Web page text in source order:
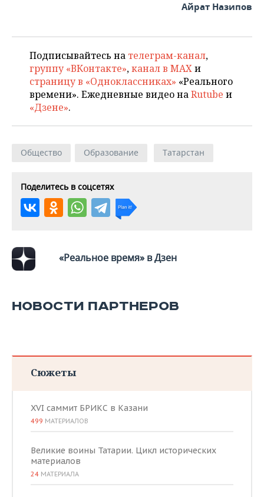
Айрат Назипов
Подписывайтесь на телеграм-канал,
группу «ВКонтакте»,канал в MAXи
страницу в «Одноклассниках» «Реального
времени». Ежедневные видео наRutube и
«Дзене».
Общество Образование Татарстан
Поделитесь в соцсетях
«Реальное время» в Дзен
НОВОСТИ ПАРТНЕРОВ
Сюжеты
XVI саммит БРИКС в Казани
499 МАТЕРИАЛОВ
Великие воины Татарии. Цикл исторических
материалов
24 МАТЕРИАЛА